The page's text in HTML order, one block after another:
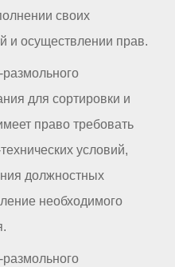
своих
и осуществлении прав.
для сортировки и
право требовать
условий,
должностных
необходимого